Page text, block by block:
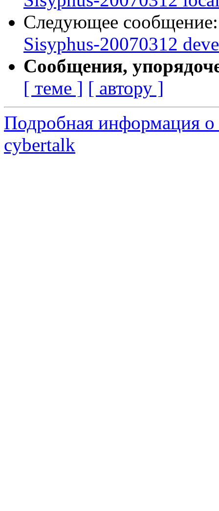
Следующее
Sisyphus-20070312
Сообщения,
[ теме ] [ автору ]
Подробная информация о
cybertalk